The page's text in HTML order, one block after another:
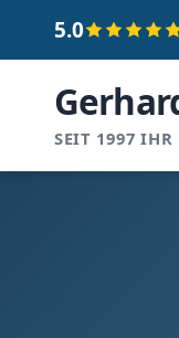
5.0
SEIT 1997 IHR